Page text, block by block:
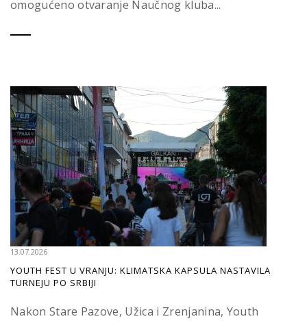
omogućeno otvaranje Naučnog kluba...
13.07.2026
YOUTH FEST U VRANJU: KLIMATSKA KAPSULA NASTAVILA
TURNEJU PO SRBIJI
Nakon Stare Pazove, Užica i Zrenjanina, Youth